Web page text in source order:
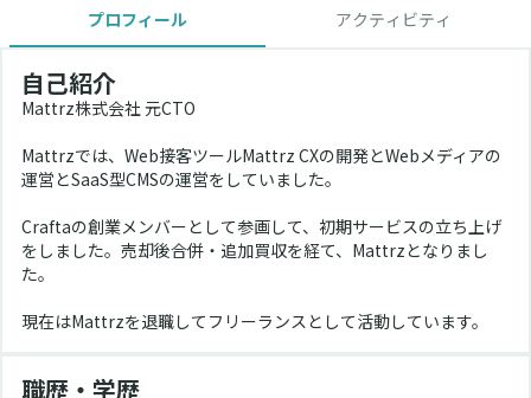
プロフィール アクティビティ
自己紹介
Mattrz株式会社 元CTO
Mattrzでは、Web接客ツールMattrz CXの開発とWebメディアの
運営とSaaS型CMSの運営をしていました。
Craftaの創業メンバーとして参画して、初期サービスの立ち上げ
をしました。売却後合併・追加買収を経て、Mattrzとなりまし
た。
現在はMattrzを退職してフリーランスとして活動しています。
職歴・学歴